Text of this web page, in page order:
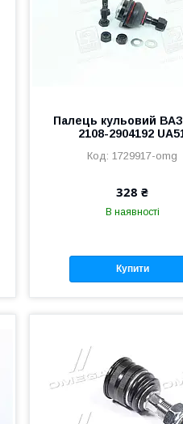
Палець кульовий ВАЗ
2108-2904192
1729917-omg
328 ₴
В наявності
Купити